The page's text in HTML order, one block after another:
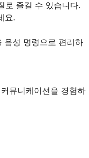
로 즐길 수 있습니다.
요.
음성 명령으로 편리하
뮤니케이션을 경험하